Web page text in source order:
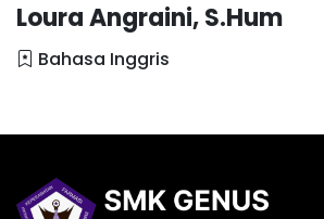
Loura Angraini, S.Hum
Bahasa Inggris